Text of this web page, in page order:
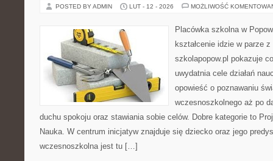
POSTED BY ADMIN LUT - 12 - 2026 MOŻLIWOŚĆ
Placówka szkolna w
kształcenie idzie w parze
szkolapopow.pl pokazuje
uwydatnia cele działań
opowieść o poznawaniu
wczesnoszkolnego aż po
duchu spokoju oraz stawiania sobie celów. Dobre kategorie to
Nauka. W centrum inicjatyw znajduje się dziecko oraz jego
wczesnoszkolna jest tu […]